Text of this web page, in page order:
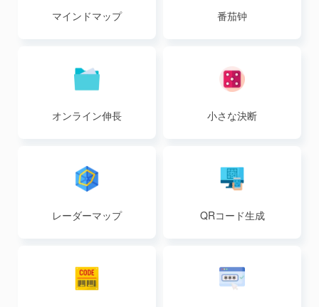
マインドマップ 番茄钟
オンライン伸長 小さな決断
レーダーマップ QRコード生成